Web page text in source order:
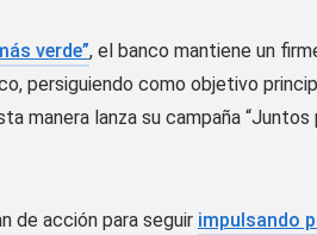
verde”, el banco mantiene un
persiguiendo como objetivo
manera lanza su campaña “Juntos
de acción para seguir impulsando